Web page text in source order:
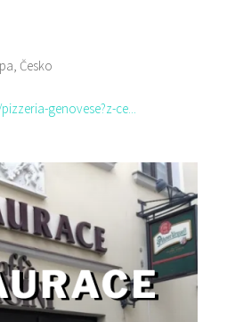
Česko
genovese?z-ce...